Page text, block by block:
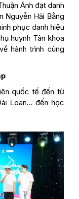
Ánh đạt danh
Nguyễn Hải Bằng
phục danh hiệu
huynh Tân khoa
hành trình cùng
quốc tế đến từ
Loan… đến học